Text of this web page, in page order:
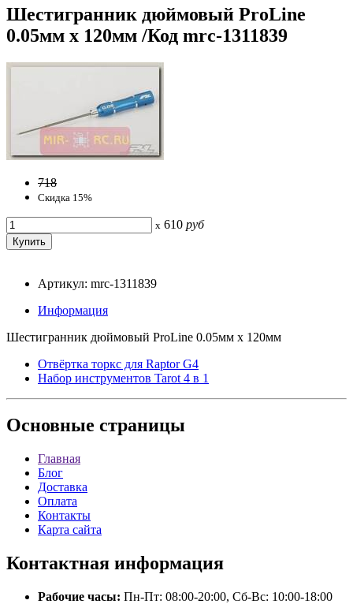
Шестигранник дюймовый ProLine
0.05мм x 120мм /Код mrc-1311839
718
Скидка 15%
x 610 руб
Артикул: mrc-1311839
Информация
Шестигранник дюймовый ProLine 0.05мм x 120мм
Отвёртка торкс для Raptor G4
Набор инструментов Tarot 4 в 1
Основные страницы
Главная
Блог
Доставка
Оплата
Контакты
Карта сайта
Контактная информация
Рабочие часы: Пн-Пт: 08:00-20:00, Сб-Вс: 10:00-18:00